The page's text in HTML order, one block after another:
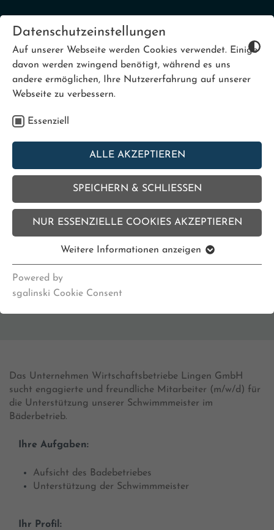
Datenschutzeinstellungen
Auf unserer Webseite werden Cookies verwendet. Einige
davon werden zwingend benötigt, während es uns
andere ermöglichen, Ihre Nutzererfahrung auf unserer
Webseite zu verbessern.
Essenziell
ALLE AKZEPTIEREN
SPEICHERN & SCHLIESSEN
NUR ESSENZIELLE COOKIES AKZEPTIEREN
Weitere Informationen anzeigen
Powered by
sgalinski Cookie Consent
DE | NL
AUSHILFEN (M/W/D)
SCHWIMMAUFSICHT
Das Unternehmen Wirtschaftsbetriebe Lingen GmbH
sucht engagierte und freundliche Mitarbeiter (m/w/d) für
die Unterstützung unserer Schwimmmeister im
Bäderbetrieb.
Ihre Aufgaben:
Aufsicht des Badebetriebes
Unterstützung der Schwimmmeister
Ihr Profil: